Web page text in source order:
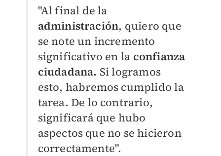
"Al final de la
administración, quiero que
se note un incremento
significativo en la confianza
ciudadana. Si logramos
esto, habremos cumplido la
tarea. De lo contrario,
significará que hubo
aspectos que no se hicieron
correctamente".